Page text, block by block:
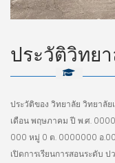
ประวัติวิทย
ประวัติของ วิทยาลัย วิทยาลั
เดือน พฤษภาคม ปี พ.ศ.
000 หมู่ 0 ต. 0000000 อ
เปิดการเรียนการสอนระดับ